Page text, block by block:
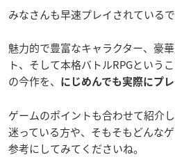
みなさんも早速プレイされている
魅力的で豊富なキャラクター、豪
ト、そして本格バトルRPGという
の今作を、
にじめんでも実際にプ
ゲームのポイントも合わせて紹介
迷っている方や、そもそもどんな
参考にしてみてくださいね。